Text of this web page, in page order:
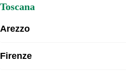
Toscana
Arezzo
Firenze